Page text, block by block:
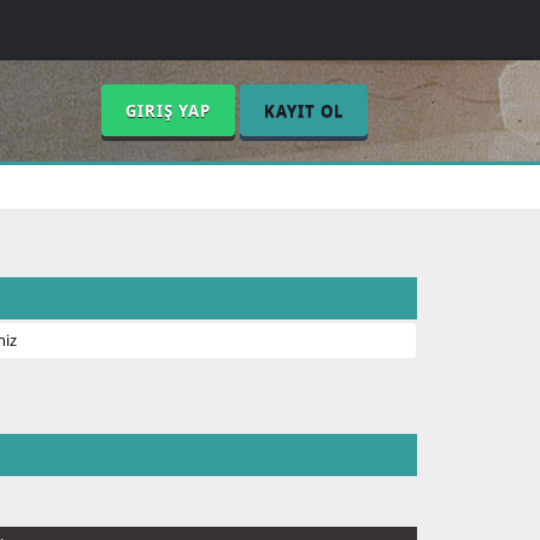
GIRIŞ YAP KAYIT OL